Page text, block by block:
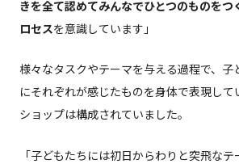
きを全て認めてみんなでひとつのものをつ
ロセスを意識しています」
様々なタスクやテーマを与える過程で、子
にそれぞれが感じたものを身体で表現して
ショップは構成されていました。
「子どもたちには初日からわりと突飛な